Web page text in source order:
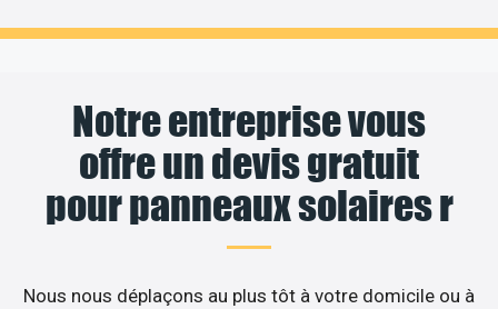
Notre entreprise vous
offre un devis gratuit
pour panneaux solaires r
Nous nous déplaçons au plus tôt à votre domicile ou à